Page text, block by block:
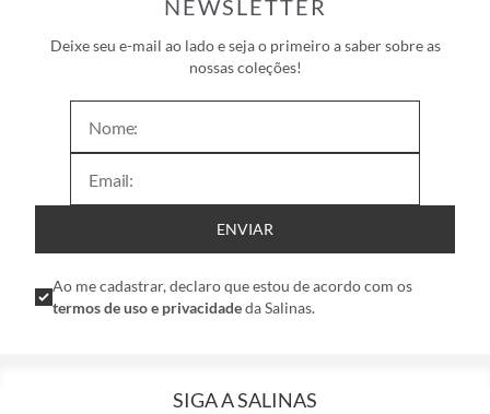
NEWSLETTER
Deixe seu e-mail ao lado e seja o primeiro a saber sobre as
nossas coleções!
ENVIAR
Ao me cadastrar, declaro que estou de acordo com os
termos de uso e privacidadeda Salinas.
SIGA A SALINAS